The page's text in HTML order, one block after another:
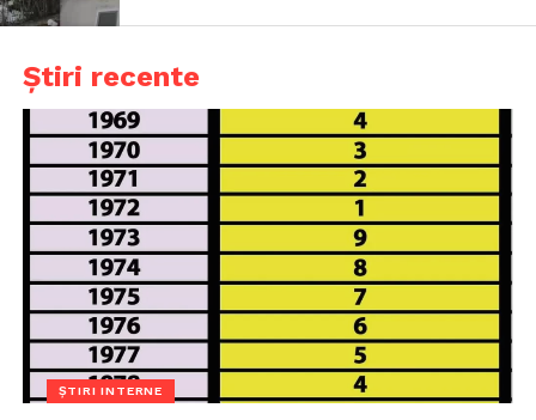
Știri recente
ȘTIRI INTERNE